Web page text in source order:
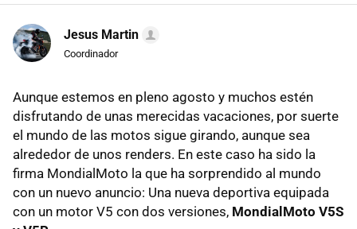
Jesus Martin
Coordinador
Aunque estemos en pleno agosto y muchos estén
disfrutando de unas merecidas vacaciones, por suerte
el mundo de las motos sigue girando, aunque sea
alrededor de unos renders. En este caso ha sido la
firma MondialMoto la que ha sorprendido al mundo
con un nuevo anuncio: Una nueva deportiva equipada
con un motor V5 con dos versiones, MondialMoto V5S